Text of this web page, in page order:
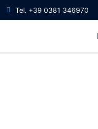
Tel. +39 0381 346970